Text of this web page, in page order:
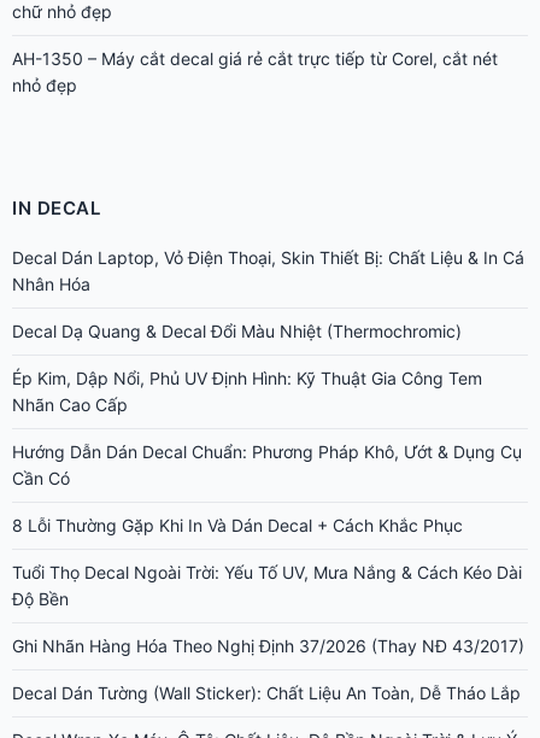
chữ nhỏ đẹp
AH-1350 – Máy cắt decal giá rẻ cắt trực tiếp từ Corel, cắt nét
nhỏ đẹp
IN DECAL
Decal Dán Laptop, Vỏ Điện Thoại, Skin Thiết Bị: Chất Liệu & In Cá
Nhân Hóa
Decal Dạ Quang & Decal Đổi Màu Nhiệt (Thermochromic)
Ép Kim, Dập Nổi, Phủ UV Định Hình: Kỹ Thuật Gia Công Tem
Nhãn Cao Cấp
Hướng Dẫn Dán Decal Chuẩn: Phương Pháp Khô, Ướt & Dụng Cụ
Cần Có
8 Lỗi Thường Gặp Khi In Và Dán Decal + Cách Khắc Phục
Tuổi Thọ Decal Ngoài Trời: Yếu Tố UV, Mưa Nắng & Cách Kéo Dài
Độ Bền
Ghi Nhãn Hàng Hóa Theo Nghị Định 37/2026 (Thay NĐ 43/2017)
Decal Dán Tường (Wall Sticker): Chất Liệu An Toàn, Dễ Tháo Lắp